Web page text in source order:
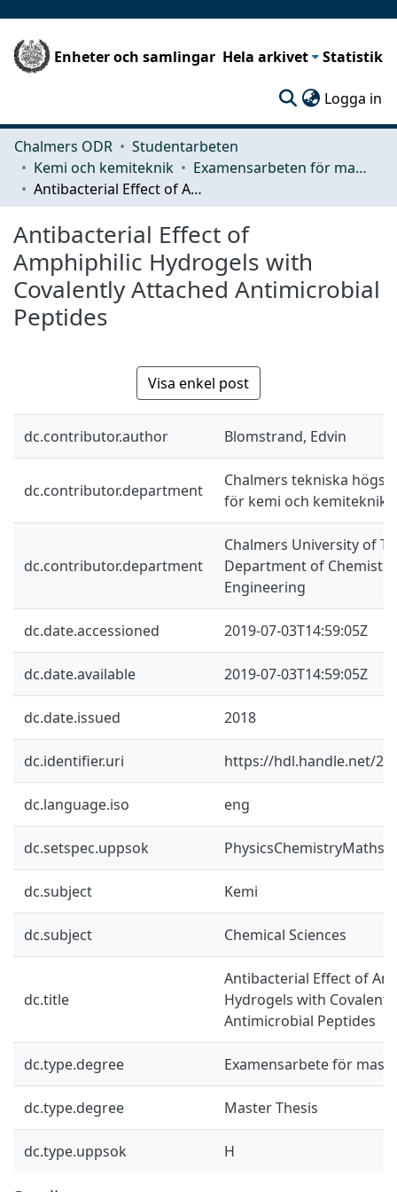
Enheter och samlingar Hela arkivet Statistik
Logga in
Chalmers ODR
Studentarbeten
Kemi och kemiteknik
Examensarbeten för masterexamen
Antibacterial Effect of Amphiphilic Hydrogels with Covalently Attached Antimicrobial Peptides
Antibacterial Effect of
Amphiphilic Hydrogels with
Covalently Attached Antimicrobial
Peptides
Visa enkel post
dc.contributor.author Blomstrand, Edvin
dc.contributor.department
Chalmers tekniska
för kemi och kemiteknik
dc.contributor.department
Chalmers University of
Department of
Engineering
dc.date.accessioned 2019-07-03T14:59:05Z
dc.date.available 2019-07-03T14:59:05Z
dc.date.issued 2018
dc.identifier.uri https://hdl.handle.net/
dc.language.iso eng
dc.setspec.uppsok PhysicsChemistryMaths
dc.subject Kemi
dc.subject Chemical Sciences
dc.title
Antibacterial Effect of
Hydrogels with
Antimicrobial Peptides
dc.type.degree Examensarbete för
dc.type.degree Master Thesis
dc.type.uppsok H